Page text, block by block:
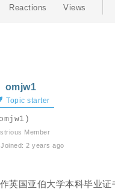
Reactions Views
omjw1
Topic starter
Member
Joined: 2 years ago
英国亚伯大学本科毕业证